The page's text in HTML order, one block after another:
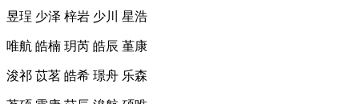
昱珵 少泽 梓岩 少川 星浩
唯航 皓楠 玥芮 皓辰 堇康
浚祁 苡茗 皓希 璟舟 乐森